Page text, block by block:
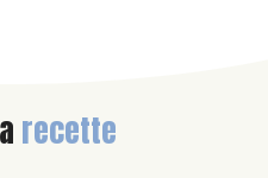
recette